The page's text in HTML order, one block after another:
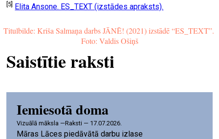
[5] Elita Ansone. ES_TEXT (izstādes apraksts).
Titulbilde: Kriša Salmaņa darbs JĀNĒ! (2021) izstādē “ES_TEXT”.
Foto: Valdis Ošiņš
Saistītie raksti
Iemiesotā doma
vizuālā māksla —Raksti — 17.07.2026.
Māras Lāces piedāvātā darbu izlase